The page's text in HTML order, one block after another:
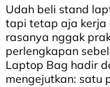
Udah beli stand
tapi tetap aja kerja
rasanya nggak
perlengkapan
Laptop Bag hadir
mengejutkan: satu